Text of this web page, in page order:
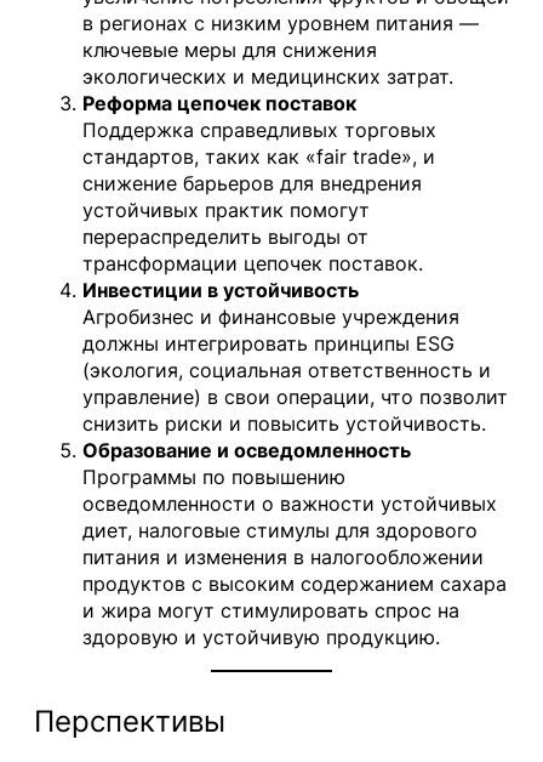
в регионах с низким уровнем питания —
ключевые меры для снижения
экологических и медицинских затрат.
Реформа цепочек поставок
Поддержка справедливых торговых
стандартов, таких как «fair trade», и
снижение барьеров для внедрения
устойчивых практик помогут
перераспределить выгоды от
трансформации цепочек поставок.
Инвестиции в устойчивость
Агробизнес и финансовые учреждения
должны интегрировать принципы ESG
(экология, социальная ответственность и
управление) в свои операции, что позволит
снизить риски и повысить устойчивость.
Образование и осведомленность
Программы по повышению
осведомленности о важности устойчивых
диет, налоговые стимулы для здорового
питания и изменения в налогообложении
продуктов с высоким содержанием сахара
и жира могут стимулировать спрос на
здоровую и устойчивую продукцию.
Перспективы